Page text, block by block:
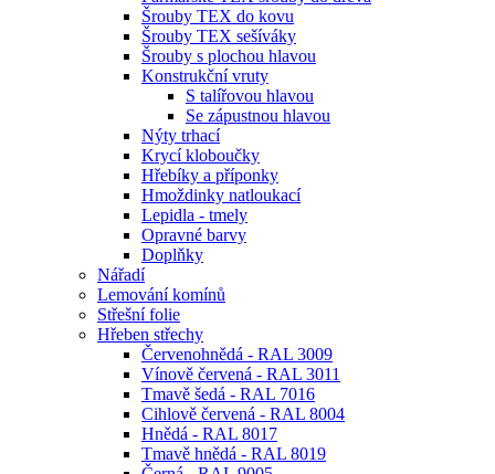
Šrouby TEX do kovu
Šrouby TEX sešíváky
Šrouby s plochou hlavou
Konstrukční vruty
S talířovou hlavou
Se zápustnou hlavou
Nýty trhací
Krycí kloboučky
Hřebíky a příponky
Hmoždinky natloukací
Lepidla - tmely
Opravné barvy
Doplňky
Nářadí
Lemování komínů
Střešní folie
Hřeben střechy
Červenohnědá - RAL 3009
Vínově červená - RAL 3011
Tmavě šedá - RAL 7016
Cihlově červená - RAL 8004
Hnědá - RAL 8017
Tmavě hnědá - RAL 8019